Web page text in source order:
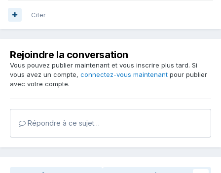
Citer
Rejoindre la conversation
Vous pouvez publier maintenant et vous inscrire plus tard. Si
vous avez un compte, connectez-vous maintenant pour publier
avec votre compte.
Répondre à ce sujet…